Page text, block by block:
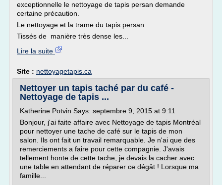
exceptionnelle le nettoyage de tapis persan demande
certaine précaution.
Le nettoyage et la trame du tapis persan
Tissés de manière très dense les...
Lire la suite
Site : nettoyagetapis.ca
Nettoyer un tapis taché par du café -
Nettoyage de tapis ...
Katherine Potvin Says: septembre 9, 2015 at 9:11
Bonjour, j'ai faite affaire avec Nettoyage de tapis Montréal
pour nettoyer une tache de café sur le tapis de mon
salon. Ils ont fait un travail remarquable. Je n'ai que des
remerciements a faire pour cette compagnie. J'avais
tellement honte de cette tache, je devais la cacher avec
une table en attendant de réparer ce dégât ! Lorsque ma
famille...